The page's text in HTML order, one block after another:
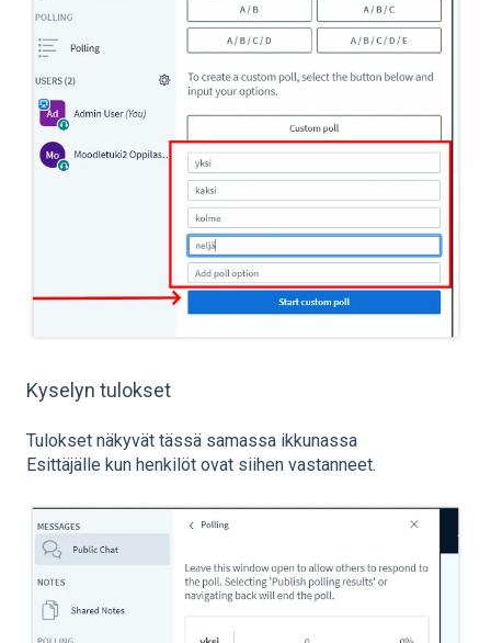
Kyselyn tulokset
Tulokset näkyvät tässä samassa ikkunassa
Esittäjälle kun henkilöt ovat siihen vastanneet.